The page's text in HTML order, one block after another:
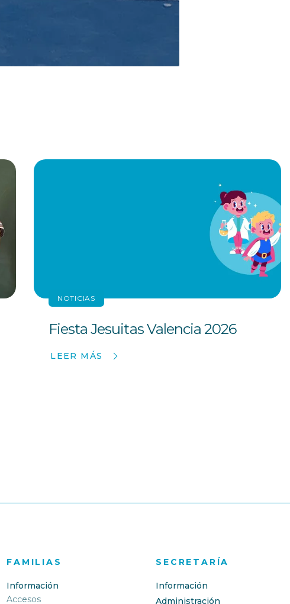
NOTICIAS
Fiesta Jesuitas Valencia 2026
LEER MÁS
FAMILIAS
Información
Accesos
SECRETARÍA
Información
Administración